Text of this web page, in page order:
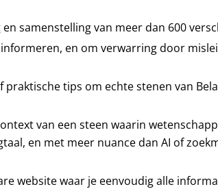
samenstelling van meer dan 600
en om verwarring door
tips om echte stenen van
van een steen waarin
en met meer nuance dan AI of
website waar je eenvoudig alle